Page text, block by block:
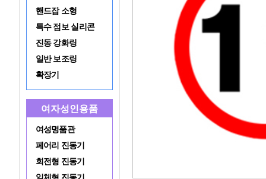
핸드잡 소형
특수 점보 실리콘
진동 강화링
일반 보조링
확장기
여자성인용품
여성명품관
페어리 진동기
회전형 진동기